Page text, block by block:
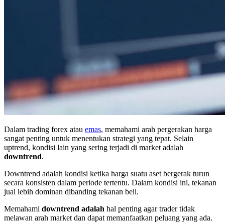
Dalam trading forex atau emas, memahami arah pergerakan harga
sangat penting untuk menentukan strategi yang tepat. Selain
uptrend, kondisi lain yang sering terjadi di market adalah
downtrend.
Downtrend adalah kondisi ketika harga suatu aset bergerak turun
secara konsisten dalam periode tertentu. Dalam kondisi ini, tekanan
jual lebih dominan dibanding tekanan beli.
Memahami downtrend adalah hal penting agar trader tidak
melawan arah market dan dapat memanfaatkan peluang yang ada.